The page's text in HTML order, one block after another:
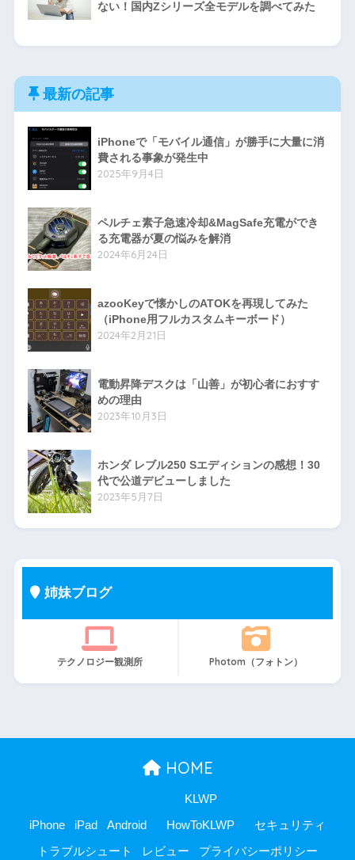
ない！国内Zシリーズ全モデルを調べてみた
最新の記事
iPhoneで「モバイル通信」が勝手に大量に消
費される事象が発生中
2025年9月4日
ペルチェ素子急速冷却&MagSafe充電ができ
る充電器が夏の悩みを解消
2024年6月24日
azooKeyで懐かしのATOKを再現してみた
（iPhone用フルカスタムキーボード）
2024年2月21日
電動昇降デスクは「山善」が初心者におすす
めの理由
2023年10月3日
ホンダ レブル250 Sエディションの感想！30
代で公道デビューしました
2023年5月7日
姉妹ブログ
テクノロジー観測所 Photom（フォトン）
HOME
iPhone iPad Android
KLWP
HowToKLWP セキュリティ
トラブルシュート レビュー プライバシーポリシー